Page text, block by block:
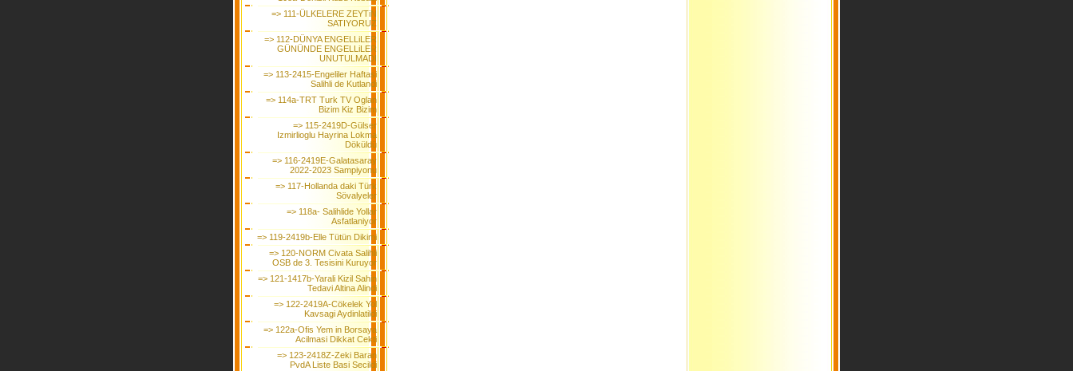
=> 111-ÜLKELERE ZEYTiN
SATIYORUZ
=> 112-DÜNYA ENGELLiLER
GÜNÜNDE ENGELLiLER
UNUTULMADI
=> 113-2415-Engeliler Haftasi
Salihli de Kutlandi
=> 114a-TRT Turk TV Oglan
Bizim Kiz Bizim
=> 115-2419D-Gülser
Izmirlioglu Hayrina Lokma
Döküldü
=> 116-2419E-Galatasaray
2022-2023 Sampiyonu
=> 117-Hollanda daki Türk
Sövalyeler
=> 118a- Salihlide Yollar
Asfatlaniyor
=> 119-2419b-Elle Tütün Dikimi
=> 120-NORM Civata Salihli
OSB de 3. Tesisini Kuruyor
=> 121-1417b-Yarali Kizil Sahin
Tedavi Altina Alindi
=> 122-2419A-Cökelek Yol
Kavsagi Aydinlatildi
=> 122a-Ofis Yem in Borsaya
Acilmasi Dikkat Cekti
=> 123-2418Z-Zeki Baran
PvdA Liste Basi Secildi